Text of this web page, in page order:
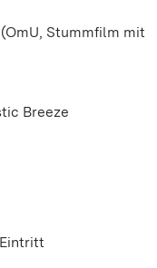
Stummfilm mit
Breeze